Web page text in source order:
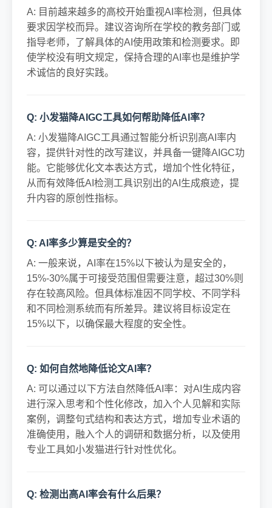
A: 目前越来越多的高校开始重视AI率检测，但具体
要求因学校而异。建议咨询所在学校的教务部门或
指导老师，了解具体的AI使用政策和检测要求。即
使学校没有明文规定，保持合理的AI率也是维护学
术诚信的良好实践。
Q: 小发猫降AIGC工具如何帮助降低AI率？
A: 小发猫降AIGC工具通过智能分析识别高AI率内
容，提供针对性的改写建议，并具备一键降AIGC功
能。它能够优化文本表达方式，增加个性化特征，
从而有效降低AI检测工具识别出的AI生成痕迹，提
升内容的原创性指标。
Q: AI率多少算是安全的？
A: 一般来说，AI率在15%以下被认为是安全的，
15%-30%属于可接受范围但需要注意，超过30%则
存在较高风险。但具体标准因不同学校、不同学科
和不同检测系统而有所差异。建议将目标设定在
15%以下，以确保最大程度的安全性。
Q: 如何自然地降低论文AI率？
A: 可以通过以下方法自然降低AI率：对AI生成内容
进行深入思考和个性化修改，加入个人见解和实际
案例，调整句式结构和表达方式，增加专业术语的
准确使用，融入个人的调研和数据分析，以及使用
专业工具如小发猫进行针对性优化。
Q: 检测出高AI率会有什么后果？